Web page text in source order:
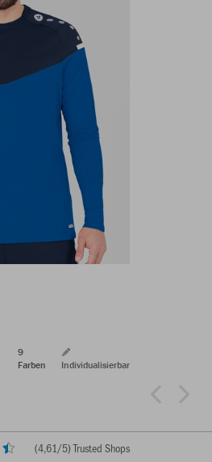
9
Farben
Individualisierbar
(4,61/5) Trusted Shops